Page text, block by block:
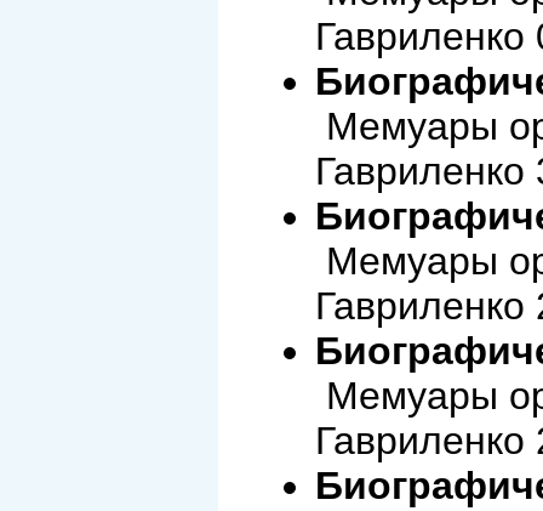
Мемуары
Мемуары
Мемуары